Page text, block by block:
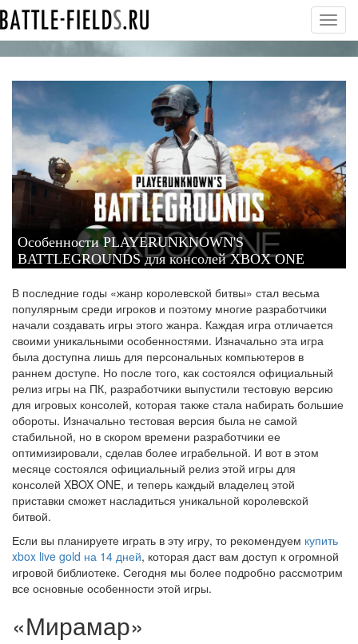
Особенности PLAYERUNKNOWN'S
BATTLEGROUNDS для консолей XBOX ONE
В последние годы «жанр королевской битвы» стал весьма
популярным среди игроков и поэтому многие разработчики
начали создавать игры этого жанра. Каждая игра отличается
своими уникальными особенностями. Изначально эта игра
была доступна лишь для персональных компьютеров в
раннем доступе. Но после того, как состоялся официальный
релиз игры на ПК, разработчики выпустили тестовую версию
для игровых консолей, которая также стала набирать большие
обороты. Изначально тестовая версия была не самой
стабильной, но в скором времени разработчики ее
оптимизировали, сделав более играбельной. И вот в этом
месяце состоялся официальный релиз этой игры для
консолей XBOX ONE, и теперь каждый владелец этой
приставки сможет насладиться уникальной королевской
битвой.
Если вы планируете играть в эту игру, то рекомендуем купить
xbox live gold на 14 дней, которая даст вам доступ к огромной
игровой библиотеке. Сегодня мы более подробно рассмотрим
все основные особенности этой игры.
«Мирамар»